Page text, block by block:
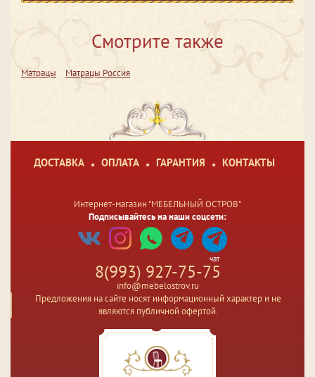
Смотрите также
Матрацы Матрацы Россия
ДОСТАВКА ОПЛАТА ГАРАНТИЯ КОНТАКТЫ
Интернет-магазин "МЕБЕЛЬНЫЙ ОСТРОВ"
Подписывайтесь на наши соцсети:
чат
8(993) 927-75-75
info@mebelostrov.ru
Предложения на сайте носят информационный характер и не
являются публичной офертой.